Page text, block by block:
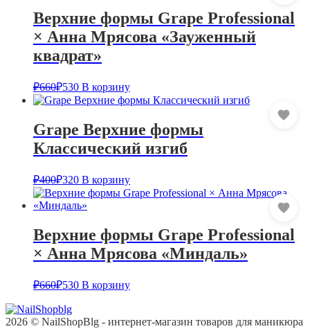
Верхние формы Grape Professional
× Анна Мрясова «Зауженный
квадрат»
₽660₽530 В корзину
Grape Верхние формы
Классический изгиб
₽400₽320 В корзину
Верхние формы Grape Professional
× Анна Мрясова «Миндаль»
₽660₽530 В корзину
2026 © NailShopBlg - интернет-магазин товаров для маникюра